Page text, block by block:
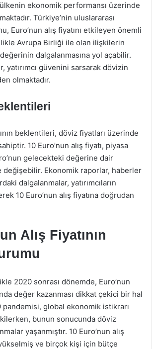
ekonomik performansı üzerinde
Türkiye’nin uluslararası
Euro’nun alış fiyatını etkileyen önemli
Avrupa Birliği ile olan ilişkilerin
dalgalanmasına yol açabilir.
yatırımcı güvenini sarsarak dövizin
olmaktadır.
beklentileri, döviz fiyatları üzerinde
10 Euro’nun alış fiyatı, piyasa
gelecekteki değerine dair
Ekonomik raporlar, haberler
dalgalanmalar, yatırımcıların
10 Euro’nun alış fiyatına doğrudan
Alış Fiyatının
2020 sonrası dönemde, Euro’nun
değer kazanması dikkat çekici bir hal
pandemisi, global ekonomik istikrarı
bunun sonucunda döviz
yaşanmıştır. 10 Euro’nun alış
ve birçok kişi için bütçe